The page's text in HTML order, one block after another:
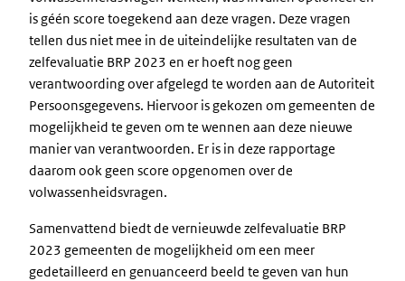
is géén score toegekend aan deze vragen. Deze vragen
tellen dus niet mee in de uiteindelijke resultaten van de
zelfevaluatie BRP 2023 en er hoeft nog geen
verantwoording over afgelegd te worden aan de Autoriteit
Persoonsgegevens. Hiervoor is gekozen om gemeenten de
mogelijkheid te geven om te wennen aan deze nieuwe
manier van verantwoorden. Er is in deze rapportage
daarom ook geen score opgenomen over de
volwassenheidsvragen.
Samenvattend biedt de vernieuwde zelfevaluatie BRP
2023 gemeenten de mogelijkheid om een meer
gedetailleerd en genuanceerd beeld te geven van hun